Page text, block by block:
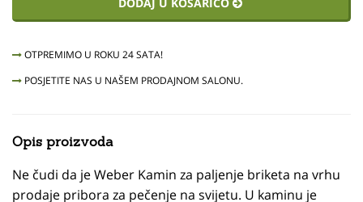
OTPREMIMO U ROKU 24 SATA!
POSJETITE NAS U NAŠEM PRODAJNOM SALONU.
Opis proizvoda
Ne čudi da je Weber Kamin za paljenje briketa na vrhu
prodaje pribora za pečenje na svijetu. U kaminu je